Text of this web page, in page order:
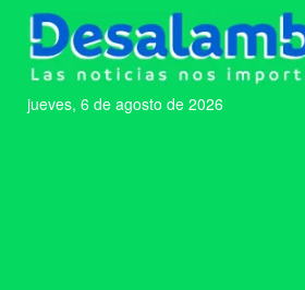
jueves, 6 de agosto de 2026